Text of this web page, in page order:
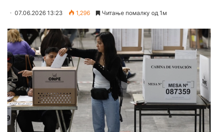
07.06.2026 13:23 1,296 Читање помалку од 1м